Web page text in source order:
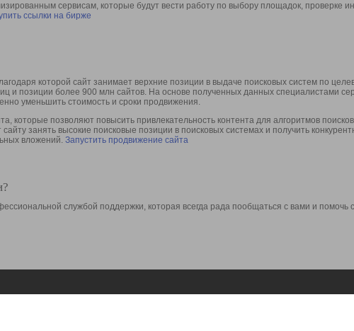
сервисам, которые будут вести работу по выбору площадок, проверке
ссылки на бирже
которой сайт занимает верхние позиции в выдаче поисковых систем по
и позиции более 900 млн сайтов. На основе полученных данных специалистами
уменьшить стоимость и сроки продвижения.
позволяют повысить привлекательность контента для алгоритмов
занять высокие поисковые позиции в поисковых системах и получить
вложений. Запустить продвижение сайта
службой поддержки, которая всегда рада пообщаться с вами и